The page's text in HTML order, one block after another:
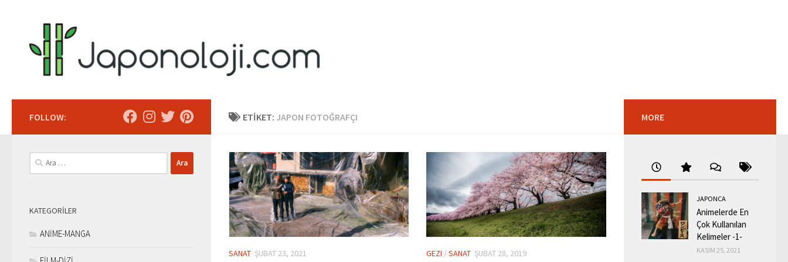
ETIKET: JAPON FOTOĞRAFÇI
SANAT ŞUBAT 23, 2021 GEZI /SANAT ŞUBAT 28, 2019
FOLLOW:
Arama:
KATEGORILER
ANİME-MANGA
MORE
JAPONCA
Animelerde En
Çok Kullanılan
Kelimeler -1-
KASIM 25, 2021